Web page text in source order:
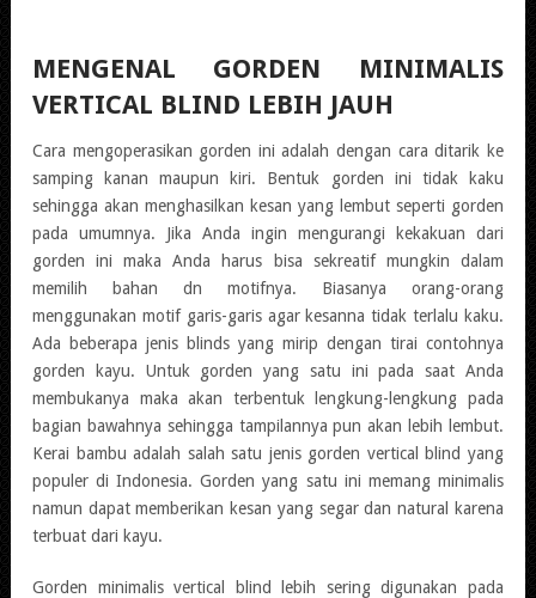
MENGENAL GORDEN MINIMALIS
VERTICAL BLIND LEBIH JAUH
Cara mengoperasikan gorden ini adalah dengan cara ditarik ke
samping kanan maupun kiri. Bentuk gorden ini tidak kaku
sehingga akan menghasilkan kesan yang lembut seperti gorden
pada umumnya. Jika Anda ingin mengurangi kekakuan dari
gorden ini maka Anda harus bisa sekreatif mungkin dalam
memilih bahan dn motifnya. Biasanya orang-orang
menggunakan motif garis-garis agar kesanna tidak terlalu kaku.
Ada beberapa jenis blinds yang mirip dengan tirai contohnya
gorden kayu. Untuk gorden yang satu ini pada saat Anda
membukanya maka akan terbentuk lengkung-lengkung pada
bagian bawahnya sehingga tampilannya pun akan lebih lembut.
Kerai bambu adalah salah satu jenis gorden vertical blind yang
populer di Indonesia. Gorden yang satu ini memang minimalis
namun dapat memberikan kesan yang segar dan natural karena
terbuat dari kayu.
Gorden minimalis vertical blind lebih sering digunakan pada